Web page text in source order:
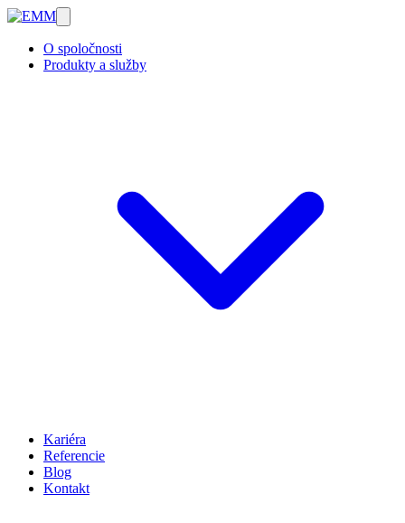
O spoločnosti
Produkty a služby
Kariéra
Referencie
Blog
Kontakt